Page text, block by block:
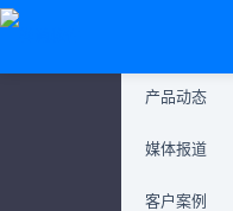
产品动态
媒体报道
客户案例